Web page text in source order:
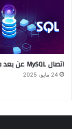
اتصال MySQL عن بعد في cPanel
24 مايو، 2025